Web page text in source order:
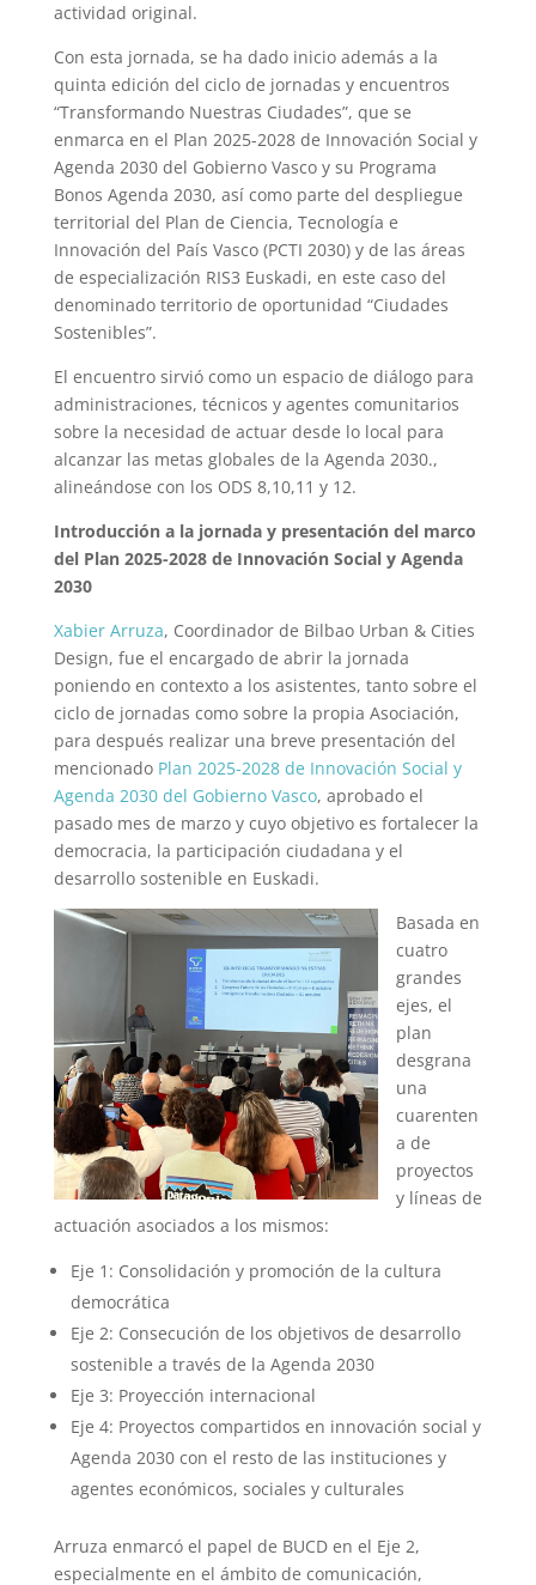
actividad original.
Con esta jornada, se ha dado inicio además a la
quinta edición del ciclo de jornadas y encuentros
“Transformando Nuestras Ciudades”, que se
enmarca en el Plan 2025-2028 de Innovación Social y
Agenda 2030 del Gobierno Vasco y su Programa
Bonos Agenda 2030, así como parte del despliegue
territorial del Plan de Ciencia, Tecnología e
Innovación del País Vasco (PCTI 2030) y de las áreas
de especialización RIS3 Euskadi, en este caso del
denominado territorio de oportunidad “Ciudades
Sostenibles”.
El encuentro sirvió como un espacio de diálogo para
administraciones, técnicos y agentes comunitarios
sobre la necesidad de actuar desde lo local para
alcanzar las metas globales de la Agenda 2030.,
alineándose con los ODS 8,10,11 y 12.
Introducción a la jornada y presentación del marco
del Plan 2025-2028 de Innovación Social y Agenda
2030
Xabier Arruza, Coordinador de Bilbao Urban & Cities
Design, fue el encargado de abrir la jornada
poniendo en contexto a los asistentes, tanto sobre el
ciclo de jornadas como sobre la propia Asociación,
para después realizar una breve presentación del
mencionado Plan 2025-2028 de Innovación Social y
Agenda 2030 del Gobierno Vasco, aprobado el
pasado mes de marzo y cuyo objetivo es fortalecer la
democracia, la participación ciudadana y el
desarrollo sostenible en Euskadi.
Basada en
cuatro
grandes
ejes, el
plan
desgrana
una
cuarenten
a de
proyectos
y líneas de
actuación asociados a los mismos:
Eje 1: Consolidación y promoción de la cultura
democrática
Eje 2: Consecución de los objetivos de desarrollo
sostenible a través de la Agenda 2030
Eje 3: Proyección internacional
Eje 4: Proyectos compartidos en innovación social y
Agenda 2030 con el resto de las instituciones y
agentes económicos, sociales y culturales
Arruza enmarcó el papel de BUCD en el Eje 2,
especialmente en el ámbito de comunicación,